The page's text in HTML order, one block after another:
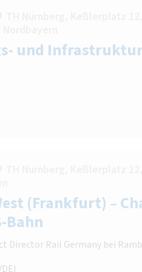
und
(Frankfurt) –
Bahn
Director Rail Germany bei